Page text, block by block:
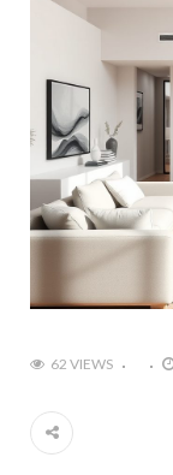
62 VIEWS